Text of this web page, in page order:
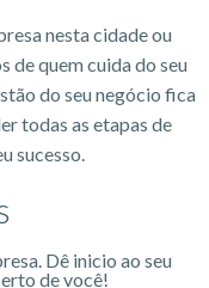
nesta cidade ou
de quem cuida do seu
do seu negócio fica
todas as etapas de
sucesso.
Dê inicio ao seu
de você!